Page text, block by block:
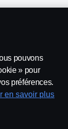
pouvons
» pour
préférences.
en savoir plus